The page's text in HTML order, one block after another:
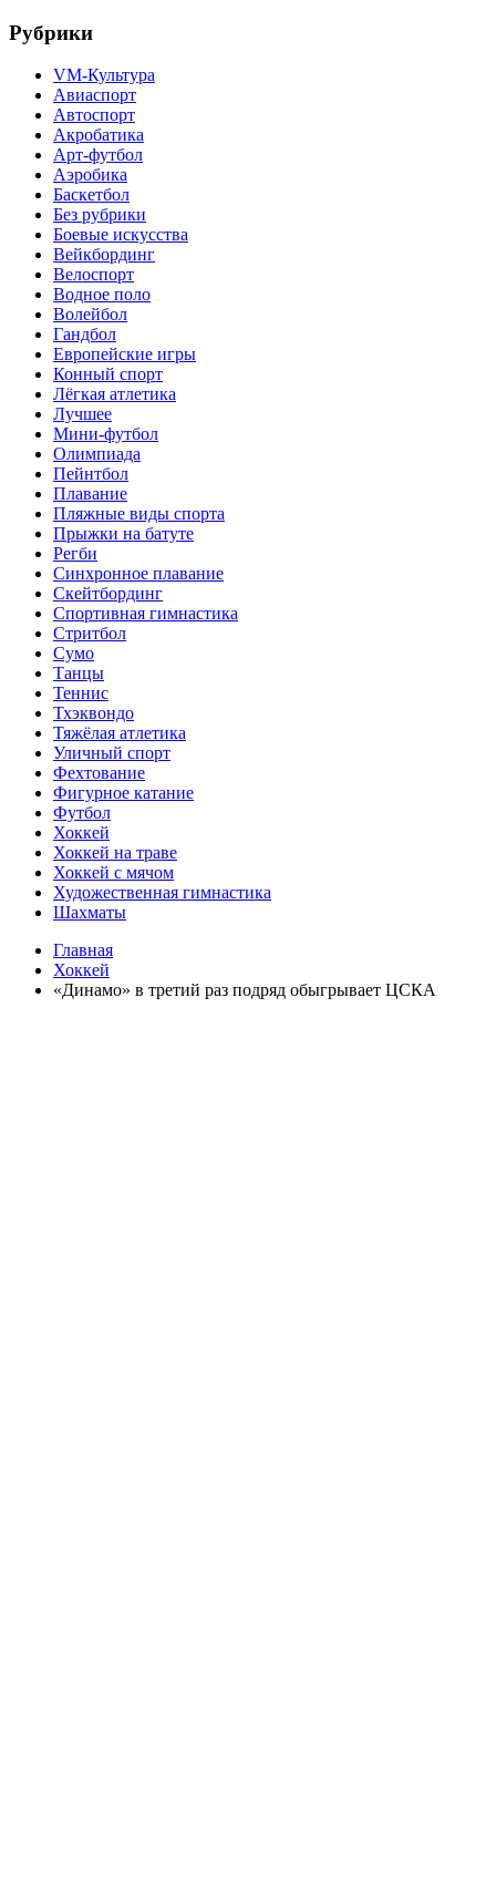
Рубрики
VM-Культура
Авиаспорт
Автоспорт
Акробатика
Арт-футбол
Аэробика
Баскетбол
Без рубрики
Боевые искусства
Вейкбординг
Велоспорт
Водное поло
Волейбол
Гандбол
Европейские игры
Конный спорт
Лёгкая атлетика
Лучшее
Мини-футбол
Олимпиада
Пейнтбол
Плавание
Пляжные виды спорта
Прыжки на батуте
Регби
Синхронное плавание
Скейтбординг
Спортивная гимнастика
Стритбол
Сумо
Танцы
Теннис
Тхэквондо
Тяжёлая атлетика
Уличный спорт
Фехтование
Фигурное катание
Футбол
Хоккей
Хоккей на траве
Хоккей с мячом
Художественная гимнастика
Шахматы
Главная
Хоккей
«Динамо» в третий раз подряд обыгрывает ЦСКА